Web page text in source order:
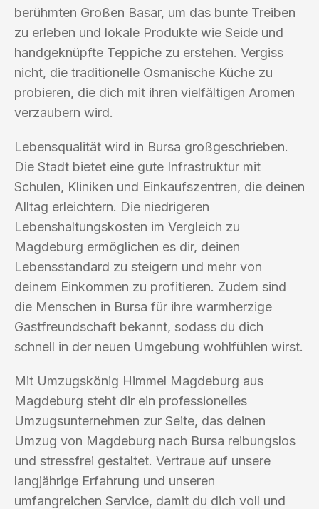
berühmten Großen Basar, um das bunte Treiben
zu erleben und lokale Produkte wie Seide und
handgeknüpfte Teppiche zu erstehen. Vergiss
nicht, die traditionelle Osmanische Küche zu
probieren, die dich mit ihren vielfältigen Aromen
verzaubern wird.
Lebensqualität wird in Bursa großgeschrieben.
Die Stadt bietet eine gute Infrastruktur mit
Schulen, Kliniken und Einkaufszentren, die deinen
Alltag erleichtern. Die niedrigeren
Lebenshaltungskosten im Vergleich zu
Magdeburg ermöglichen es dir, deinen
Lebensstandard zu steigern und mehr von
deinem Einkommen zu profitieren. Zudem sind
die Menschen in Bursa für ihre warmherzige
Gastfreundschaft bekannt, sodass du dich
schnell in der neuen Umgebung wohlfühlen wirst.
Mit Umzugskönig Himmel Magdeburg aus
Magdeburg steht dir ein professionelles
Umzugsunternehmen zur Seite, das deinen
Umzug von Magdeburg nach Bursa reibungslos
und stressfrei gestaltet. Vertraue auf unsere
langjährige Erfahrung und unseren
umfangreichen Service, damit du dich voll und